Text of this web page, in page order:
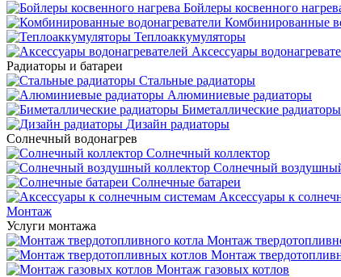
Бойлеры косвенного
Комбинированные
Теплоаккумуляторы
Аксессуары
Радиаторы и батареи
Стальные радиаторы
Алюминиевые радиаторы
Биметаллические радиаторы
Дизайн радиаторы
Солнечный водонагрев
Солнечный коллектор
Солнечный
Солнечные батареи
Аксессуары к
Монтаж
Услуги монтажа
Монтаж
Монтаж
Монтаж газовых котлов